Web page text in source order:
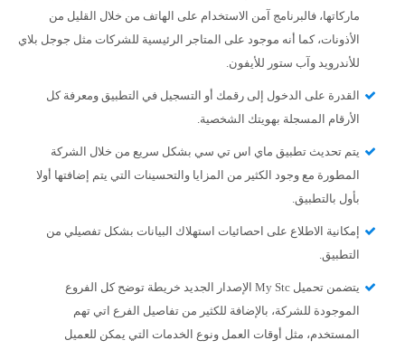
ماركاتها، فالبرنامج آمن الاستخدام على الهاتف من خلال القليل من
الأذونات، كما أنه موجود على المتاجر الرئيسية للشركات مثل جوجل بلاي
للأندرويد وآب ستور للأيفون.
القدرة على الدخول إلى رقمك أو التسجيل في التطبيق ومعرفة كل
الأرقام المسجلة بهويتك الشخصية.
يتم تحديث تطبيق ماي اس تي سي بشكل سريع من خلال الشركة
المطورة مع وجود الكثير من المزايا والتحسينات التي يتم إضافتها أولا
بأول بالتطبيق.
إمكانية الاطلاع على احصائيات استهلاك البيانات بشكل تفصيلي من
التطبيق.
يتضمن تحميل My Stc الإصدار الجديد خريطة توضح كل الفروع
الموجودة للشركة، بالإضافة للكثير من تفاصيل الفرع اتي تهم
المستخدم، مثل أوقات العمل ونوع الخدمات التي يمكن للعميل